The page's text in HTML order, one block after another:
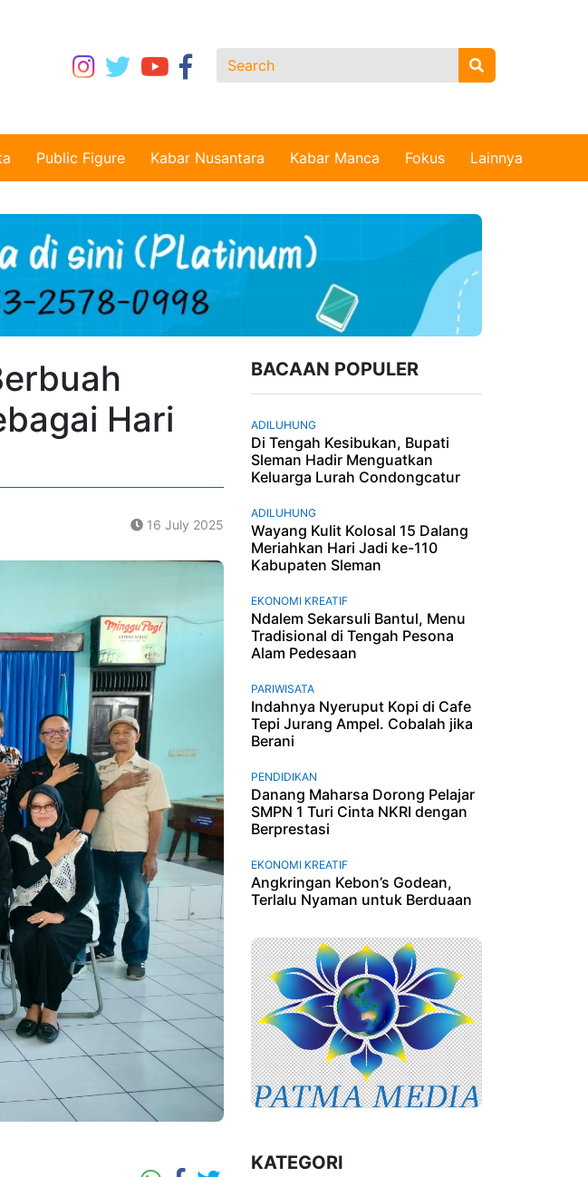
Public Figure Kabar Nusantara Kabar Manca Fokus Lainnya
Hari
16 July 2025
BACAAN POPULER
ADILUHUNG
Di Tengah Kesibukan, Bupati
Sleman Hadir Menguatkan
Keluarga Lurah Condongcatur
ADILUHUNG
Wayang Kulit Kolosal 15 Dalang
Meriahkan Hari Jadi ke-110
Kabupaten Sleman
EKONOMI KREATIF
Ndalem Sekarsuli Bantul, Menu
Tradisional di Tengah Pesona
Alam Pedesaan
PARIWISATA
Indahnya Nyeruput Kopi di Cafe
Tepi Jurang Ampel. Cobalah jika
Berani
PENDIDIKAN
Danang Maharsa Dorong Pelajar
SMPN 1 Turi Cinta NKRI dengan
Berprestasi
EKONOMI KREATIF
Angkringan Kebon’s Godean,
Terlalu Nyaman untuk Berduaan
KATEGORI